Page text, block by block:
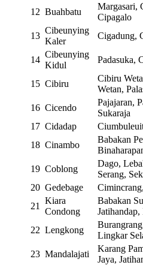
12 Buahbatu
Margasari,
Cipagalo
13
Cibeunying
Kaler
Cigadung,
14
Cibeunying
Kidul
Padasuka,
15 Cibiru
Cibiru
Wetan,
16 Cicendo
Pajajaran,
Sukaraja
17 Cidadap
18 Cinambo
Babakan
19 Coblong
Dago,
Serang,
20 Gedebage
21
Kiara
Condong
Babakan
22 Lengkong
Lingkar
23 Mandalajati
Karang
Jaya,